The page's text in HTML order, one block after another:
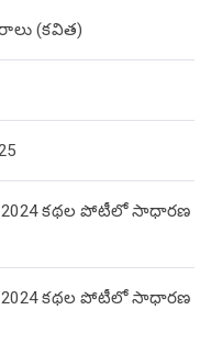
(కవిత)
2024 కథల పోటీలో సాధారణ
2024 కథల పోటీలో సాధారణ